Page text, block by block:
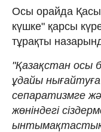
Осы орайда
күшке" қарсы
тұрақты
"Қазақстан
ұдайы
сепаратизмге
жөніндегі
ынтымақтастық